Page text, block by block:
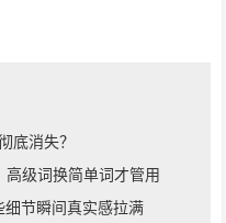
底消失？
级词换简单词才管用
节瞬间真实感拉满